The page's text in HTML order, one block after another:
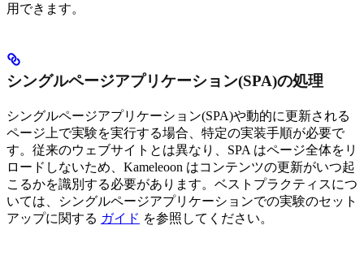
用できます。
シングルページアプリケーション(SPA)の処理
シングルページアプリケーション(SPA)や動的に更新される
ページ上で実験を実行する場合、特定の実装手順が必要で
す。従来のウェブサイトとは異なり、SPA はページ全体をリ
ロードしないため、Kameleoon はコンテンツの更新がいつ起
こるかを識別する必要があります。ベストプラクティスにつ
いては、シングルページアプリケーションでの実験のセット
アップに関する ガイド を参照してください。